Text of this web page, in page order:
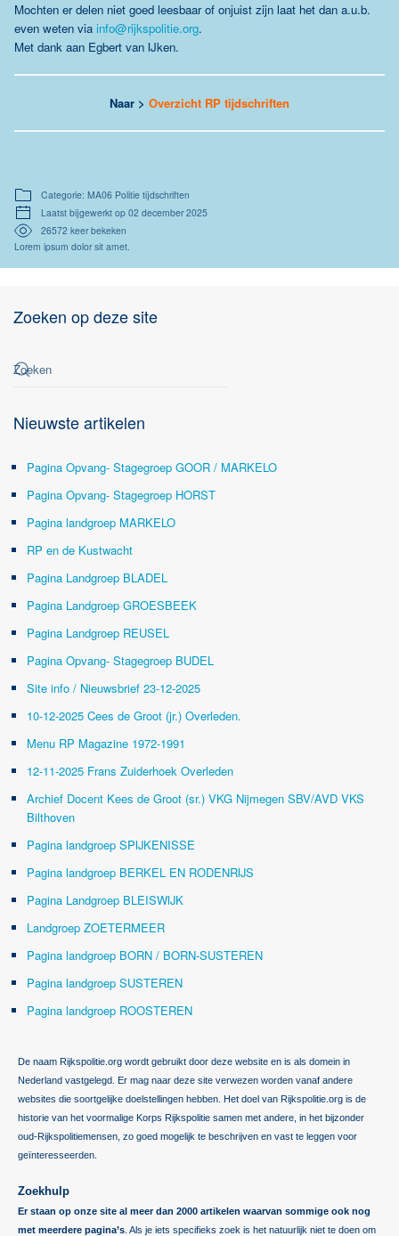
Mochten er delen niet goed leesbaar of onjuist zijn laat het dan a.u.b.
even weten via info@rijkspolitie.org.
Met dank aan Egbert van IJken.
Naar > Overzicht RP tijdschriften
Categorie: MA06 Politie tijdschriften
Laatst bijgewerkt op 02 december 2025
26572 keer bekeken
Lorem ipsum dolor sit amet.
Zoeken op deze site
Nieuwste artikelen
Pagina Opvang- Stagegroep GOOR / MARKELO
Pagina Opvang- Stagegroep HORST
Pagina landgroep MARKELO
RP en de Kustwacht
Pagina Landgroep BLADEL
Pagina Landgroep GROESBEEK
Pagina Landgroep REUSEL
Pagina Opvang- Stagegroep BUDEL
Site info / Nieuwsbrief 23-12-2025
10-12-2025 Cees de Groot (jr.) Overleden.
Menu RP Magazine 1972-1991
12-11-2025 Frans Zuiderhoek Overleden
Archief Docent Kees de Groot (sr.) VKG Nijmegen SBV/AVD VKS
Bilthoven
Pagina landgroep SPIJKENISSE
Pagina landgroep BERKEL EN RODENRIJS
Pagina Landgroep BLEISWIJK
Landgroep ZOETERMEER
Pagina landgroep BORN / BORN-SUSTEREN
Pagina landgroep SUSTEREN
Pagina landgroep ROOSTEREN
De naam Rijkspolitie.org wordt gebruikt door deze website en is als domein in
Nederland vastgelegd. Er mag naar deze site verwezen worden vanaf andere
websites die soortgelijke doelstellingen hebben. Het doel van Rijkspolitie.org is de
historie van het voormalige Korps Rijkspolitie samen met andere, in het bijzonder
oud-Rijkspolitiemensen, zo goed mogelijk te beschrijven en vast te leggen voor
geïnteresseerden.
Zoekhulp
Er staan op onze site al meer dan 2000 artikelen waarvan sommige ook nog
met meerdere pagina’s . Als je iets specifieks zoek is het natuurlijk niet te doen om